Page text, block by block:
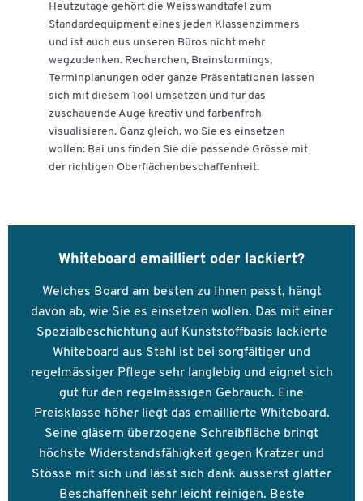
Heutzutage gehört die Weisswandtafel zum
Standardequipment eines jeden Klassenzimmers
und ist auch aus unseren Büros nicht mehr
wegzudenken. Recherchen, Brainstormings,
Terminplanungen oder ganze Präsentationen lassen
sich mit diesem Tool umsetzen und für das
zuschauende Auge kreativ und farbenfroh
visualisieren. Ganz gleich, wo Sie es einsetzen
wollen: Bei uns finden Sie die passende Grösse mit
der richtigen Oberflächenbeschaffenheit.
Whiteboard emailliert oder lackiert?
Welches Board am besten zu Ihnen passt, hängt
davon ab, wie Sie es einsetzen wollen. Das mit einer
Spezialbeschichtung auf Kunststoffbasis lackierte
Whiteboard aus Stahl ist bei sorgfältiger und
regelmässiger Pflege sehr langlebig und eignet sich
gut für den regelmässigen Gebrauch. Eine
Preisklasse höher liegt das emaillierte Whiteboard.
Seine gläsern überzogene Schreibfläche bringt
höchste Widerstandsfähigkeit gegen Kratzer und
Stösse mit sich und lässt sich dank äusserst glatter
Beschaffenheit sehr leicht reinigen. Beste